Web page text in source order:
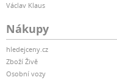
Václav Klaus
Nákupy
hledejceny.cz
Zboží Živě
Osobní vozy